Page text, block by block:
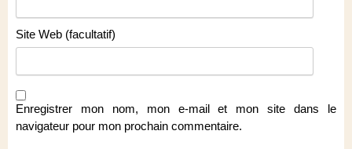
Site Web (facultatif)
Enregistrer mon nom, mon e-mail et mon site dans le
navigateur pour mon prochain commentaire.